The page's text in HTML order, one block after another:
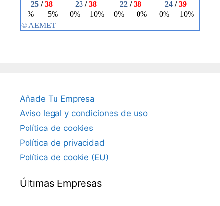
Añade Tu Empresa
Aviso legal y condiciones de uso
Política de cookies
Política de privacidad
Política de cookie (EU)
Últimas Empresas